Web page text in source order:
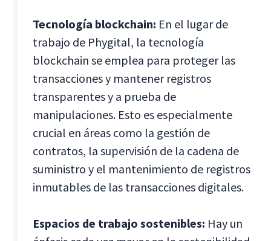
Tecnología blockchain: En el lugar de
trabajo de Phygital, la tecnología
blockchain se emplea para proteger las
transacciones y mantener registros
transparentes y a prueba de
manipulaciones. Esto es especialmente
crucial en áreas como la gestión de
contratos, la supervisión de la cadena de
suministro y el mantenimiento de registros
inmutables de las transacciones digitales.
Espacios de trabajo sostenibles: Hay un